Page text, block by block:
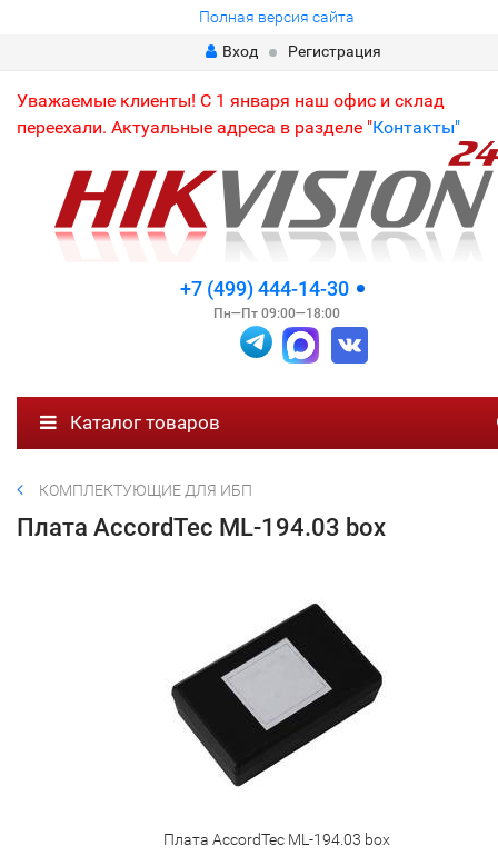
Полная версия сайта
Вход
Регистрация
Уважаемые клиенты! С 1 января наш офис и склад
переехали. Актуальные адреса в разделе "Контакты"
+7 (499) 444-14-30
Пн—Пт 09:00—18:00
Каталог товаров
КОМПЛЕКТУЮЩИЕ ДЛЯ ИБП
Плата AccordTec ML-194.03 box
Плата AccordTec ML-194.03 box